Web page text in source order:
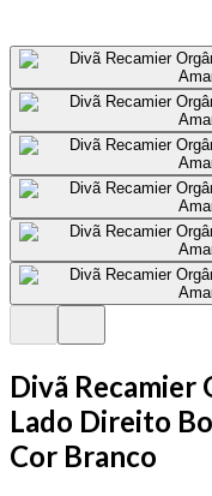
Divã Recamier
Lado Direito
Cor Branco